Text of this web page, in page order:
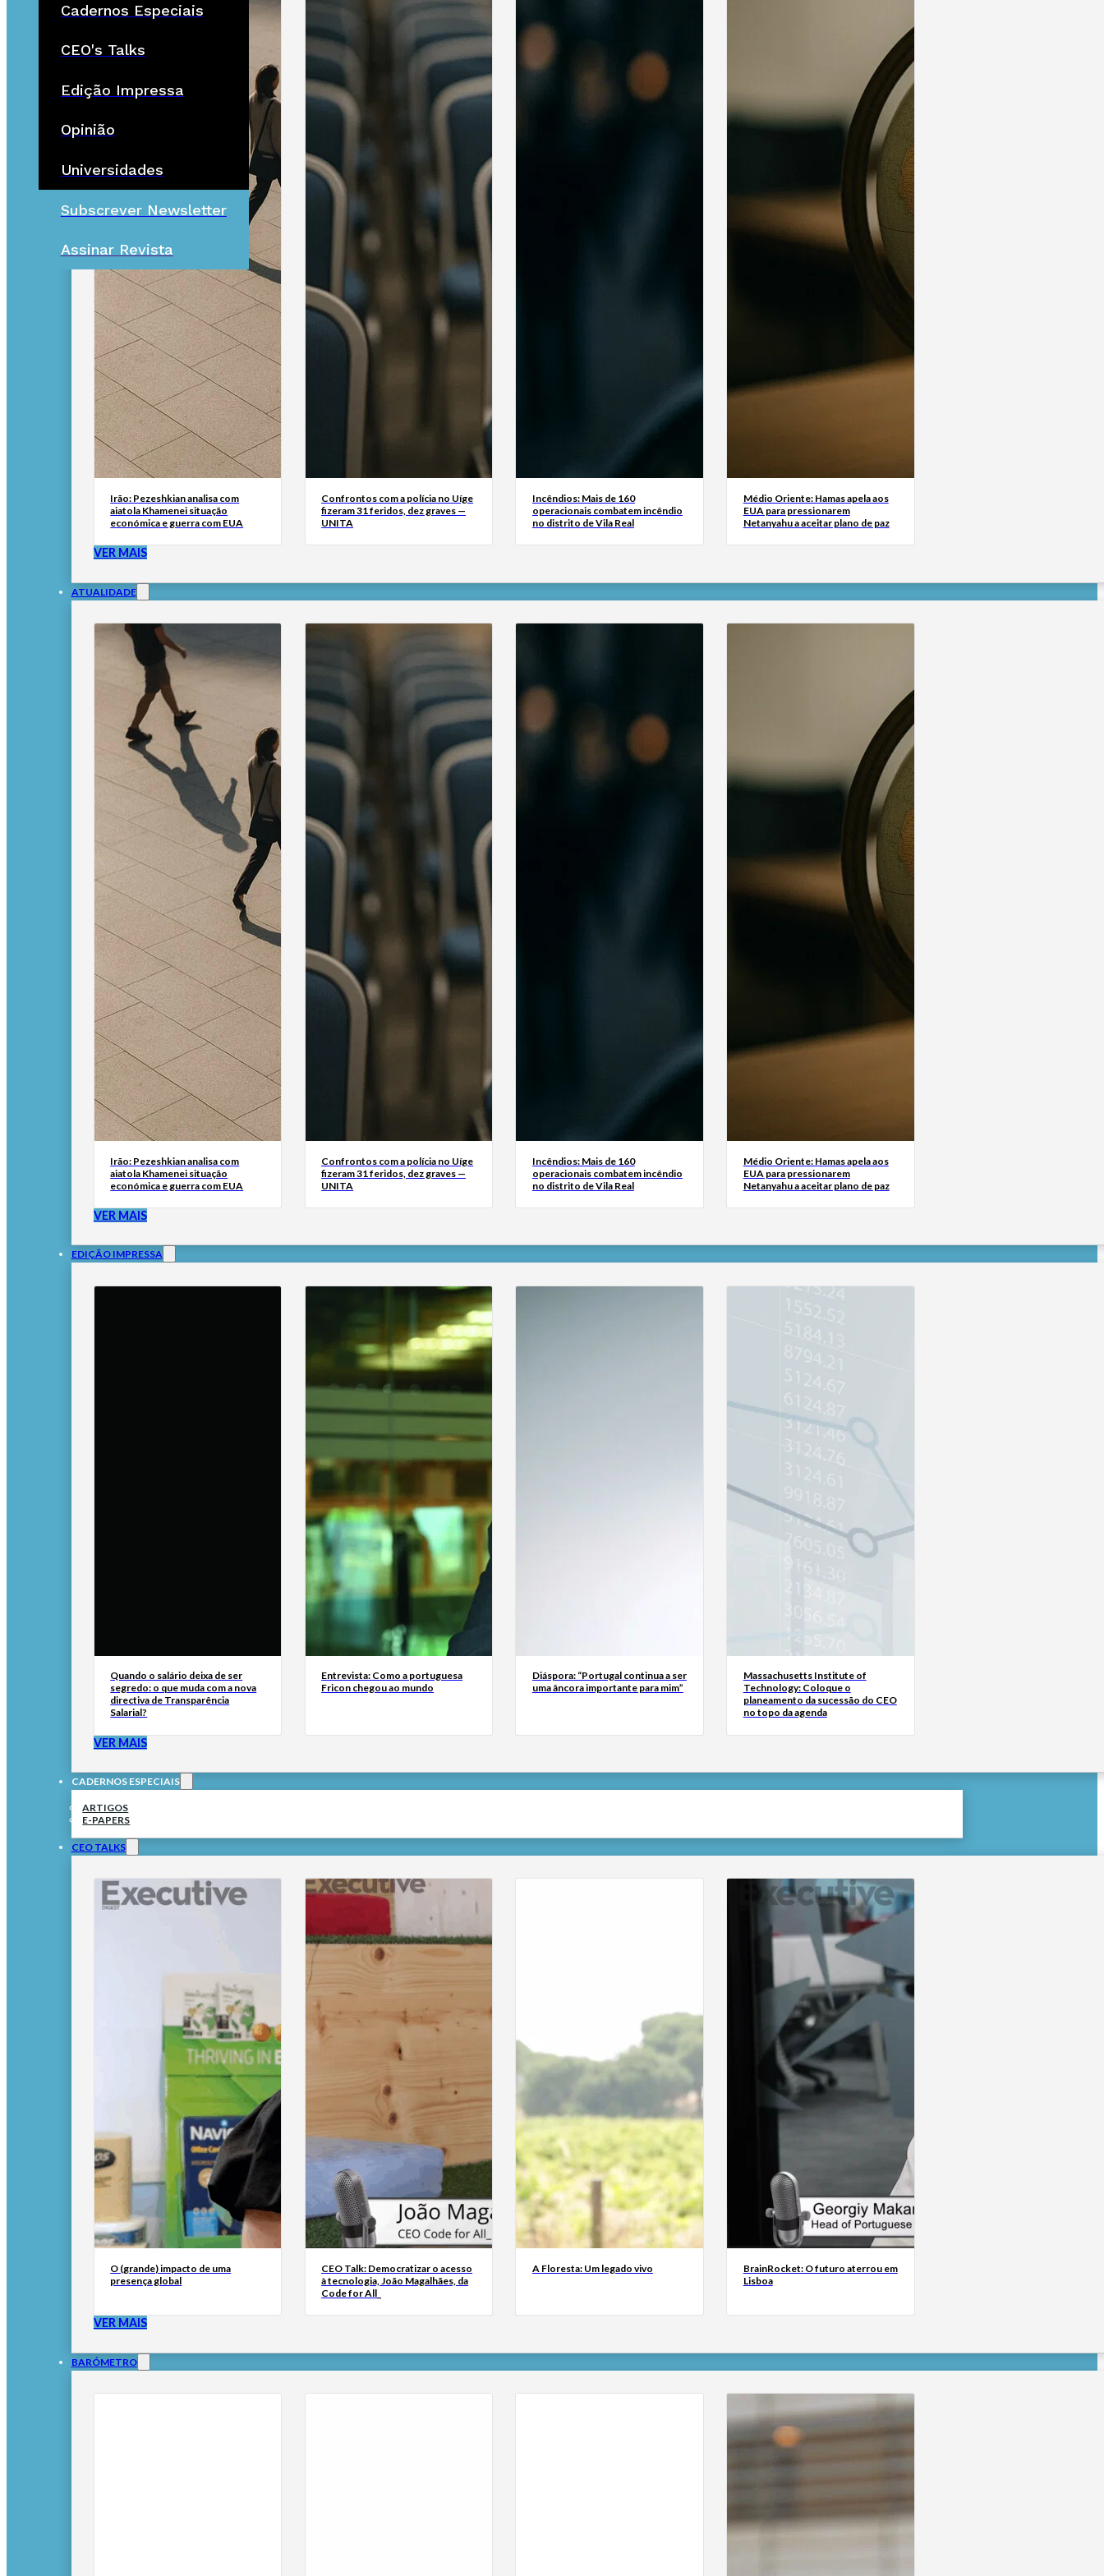
Cadernos Especiais
CEO's Talks
Edição Impressa
Opinião
Universidades
Subscrever Newsletter
Assinar Revista
Irão: Pezeshkian analisa com
aiatola Khamenei situação
económica e guerra com EUA
Confrontos com a polícia no Uíge
fizeram 31 feridos, dez graves —
UNITA
Incêndios: Mais de 160
operacionais combatem incêndio
no distrito de Vila Real
Médio Oriente: Hamas apela aos
EUA para pressionarem
Netanyahu a aceitar plano de paz
VER MAIS
ATUALIDADE
Irão: Pezeshkian analisa com
aiatola Khamenei situação
económica e guerra com EUA
Confrontos com a polícia no Uíge
fizeram 31 feridos, dez graves —
UNITA
Incêndios: Mais de 160
operacionais combatem incêndio
no distrito de Vila Real
Médio Oriente: Hamas apela aos
EUA para pressionarem
Netanyahu a aceitar plano de paz
VER MAIS
EDIÇÃO IMPRESSA
Quando o salário deixa de ser
segredo: o que muda com a nova
directiva de Transparência
Salarial?
Entrevista: Como a portuguesa
Fricon chegou ao mundo
Diáspora: “Portugal continua a ser
uma âncora importante para mim”
Massachusetts Institute of
Technology: Coloque o
planeamento da sucessão do CEO
no topo da agenda
VER MAIS
CADERNOS ESPECIAIS
ARTIGOS
E-PAPERS
CEO TALKS
O (grande) impacto de uma
presença global
CEO Talk: Democratizar o acesso
à tecnologia, João Magalhães, da
Code for All_
A Floresta: Um legado vivo
BrainRocket: O futuro aterrou em
Lisboa
VER MAIS
BARÓMETRO